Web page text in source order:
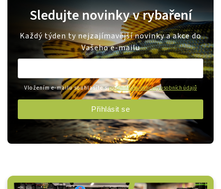
Sledujte novinky v rybaření
Každý týden ty nejzajímavější novinky a akce do
Vašeho e-mailu
Vložením e-mailu souhlasíte spodmínkami ochrany osobních údajů
Přihlásit se